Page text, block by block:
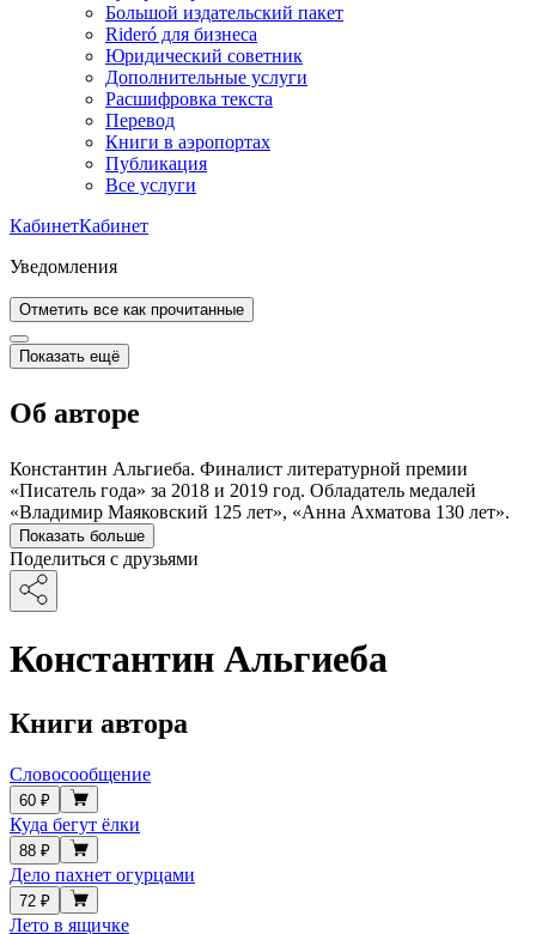
Большой издательский пакет
Rideró для бизнеса
Юридический советник
Дополнительные услуги
Расшифровка текста
Перевод
Книги в аэропортах
Публикация
Все услуги
КабинетКабинет
Уведомления
Отметить все как прочитанные
Показать ещё
Об авторе
Константин Альгиеба. Финалист литературной премии
«Писатель года» за 2018 и 2019 год. Обладатель медалей
«Владимир Маяковский 125 лет», «Анна Ахматова 130 лет».
Показать больше
Поделиться с друзьями
Константин Альгиеба
Книги автора
Словосообщение
60 ₽
Куда бегут ёлки
88 ₽
Дело пахнет огурцами
72 ₽
Лето в ящичке